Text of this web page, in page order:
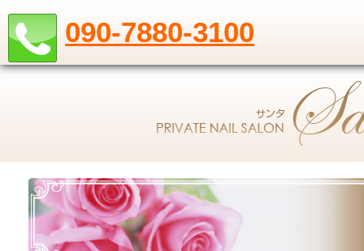
090-7880-3100